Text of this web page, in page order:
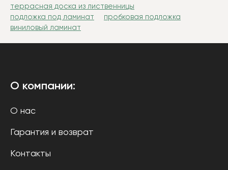
террасная доска из лиственницы
подложка под ламинат
пробковая подложка
виниловый ламинат
О компании:
О нас
Гарантия и возврат
Контакты